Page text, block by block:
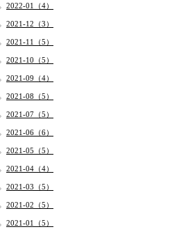
2022-01（4）
2021-12（3）
2021-11（5）
2021-10（5）
2021-09（4）
2021-08（5）
2021-07（5）
2021-06（6）
2021-05（5）
2021-04（4）
2021-03（5）
2021-02（5）
2021-01（5）